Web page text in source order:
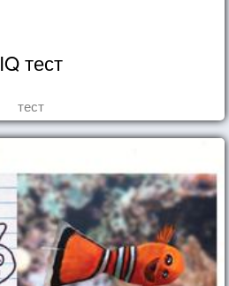
IQ тест
тест